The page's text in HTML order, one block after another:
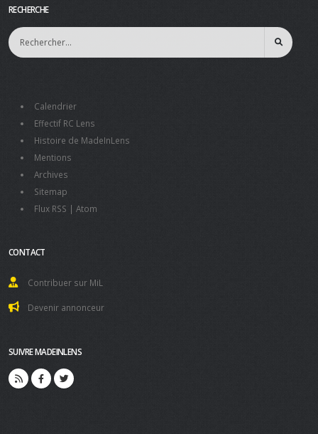
RECHERCHE
Calendrier
Effectif RC Lens
Histoire de MadeInLens
Mentions
Archives
Sitemap
Flux RSS | Atom
CONTACT
Contribuer sur MiL
Devenir annonceur
SUIVRE MADEINLENS